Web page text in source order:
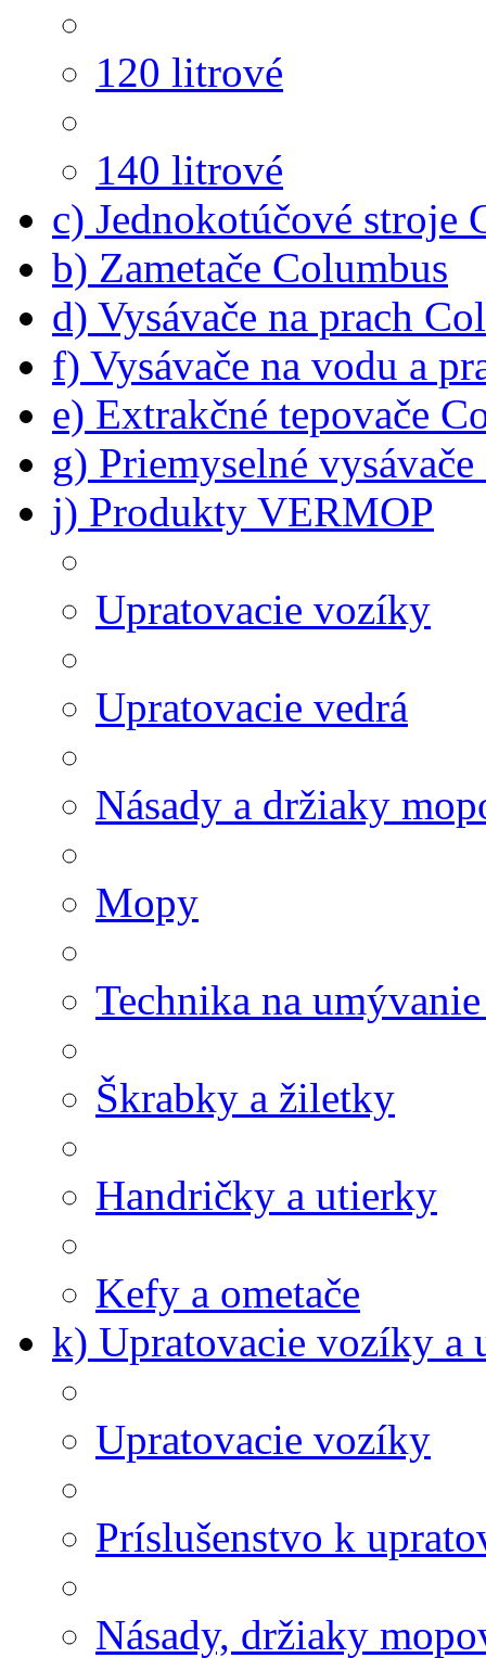
120 litrové
140 litrové
c) Jednokotúčové stroje
b) Zametače Columbus
d) Vysávače na prach
f) Vysávače na vodu a
e) Extrakčné tepovače
g) Priemyselné
j) Produkty VERMOP
Upratovacie vozíky
Upratovacie vedrá
Násady a držiaky
Mopy
Technika na
Škrabky a žiletky
Handričky a utierky
Kefy a ometače
k) Upratovacie vozíky a
Upratovacie vozíky
Príslušenstvo k
Násady, držiaky